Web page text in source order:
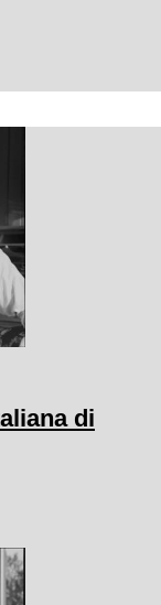
di